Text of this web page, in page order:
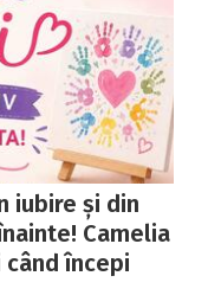
iubire și din
Camelia
când începi